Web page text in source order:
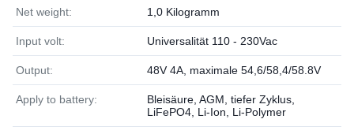
Net weight: 1,0 Kilogramm
Input volt: Universalität 110 - 230Vac
Output: 48V 4A, maximale 54,6/58,4/58.8V
Apply to battery:
Bleisäure, AGM, tiefer Zyklus,
LiFePO4, Li-Ion, Li-Polymer